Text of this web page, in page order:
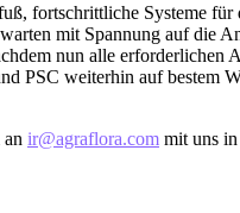
fortschrittliche Systeme
mit Spannung auf die
nun alle
PSC weiterhin auf bestem
ir@agraflora.com mit uns